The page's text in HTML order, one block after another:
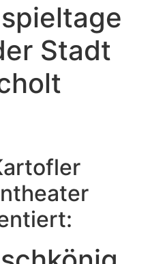
Stadt